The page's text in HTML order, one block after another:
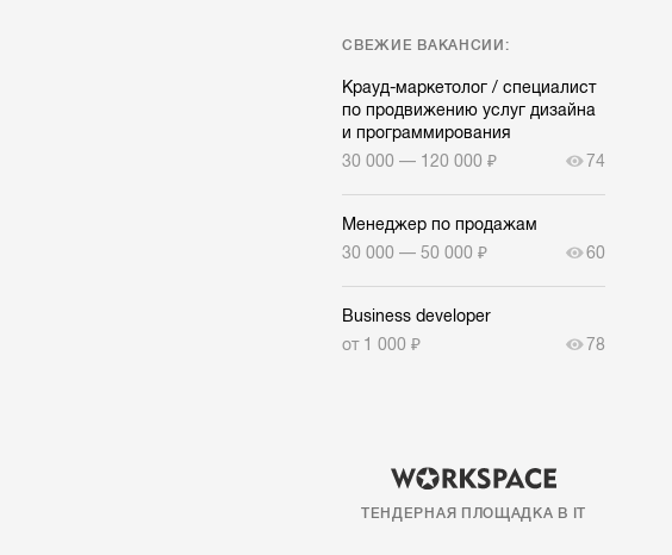
СВЕЖИЕ ВАКАНСИИ:
Крауд-маркетолог / специалист
по продвижению услуг дизайна
и программирования
30 000 — 120 000 ₽
74
Менеджер по продажам
30 000 — 50 000 ₽
60
Business developer
от 1 000 ₽
78
ТЕНДЕРНАЯ ПЛОЩАДКА В IT